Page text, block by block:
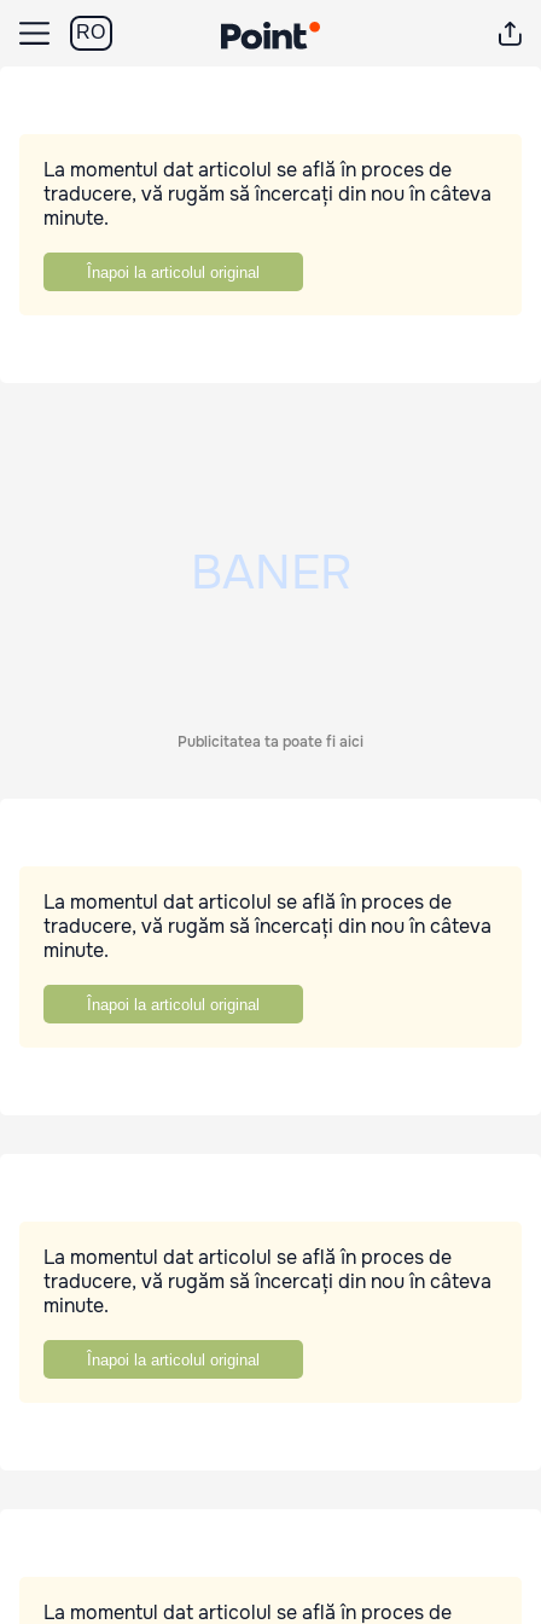
RO
La momentul dat articolul se află în proces de
traducere, vă rugăm să încercați din nou în câteva
minute.
Înapoi la articolul original
Publicitatea ta poate fi aici
La momentul dat articolul se află în proces de
traducere, vă rugăm să încercați din nou în câteva
minute.
Înapoi la articolul original
La momentul dat articolul se află în proces de
traducere, vă rugăm să încercați din nou în câteva
minute.
Înapoi la articolul original
La momentul dat articolul se află în proces de